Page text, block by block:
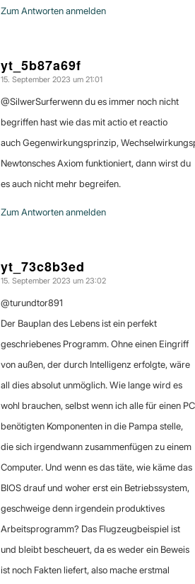
Zum Antworten anmelden
yt_5b87a69f
sagte:
15. September 2023 um 21:01
​@SilwerSurferwenn du es immer noch nicht
begriffen hast wie das mit actio et reactio
auch Gegenwirkungsprinzip,
Newtonsches Axiom funktioniert, dann wirst du
es auch nicht mehr begreifen.
Zum Antworten anmelden
yt_73c8b3ed
sagte:
15. September 2023 um 23:02
@turundtor891
Der Bauplan des Lebens ist ein perfekt
geschriebenes Programm. Ohne einen Eingriff
von außen, der durch Intelligenz erfolgte, wäre
all dies absolut unmöglich. Wie lange wird es
wohl brauchen, selbst wenn ich alle für einen PC
benötigten Komponenten in die Pampa stelle,
die sich irgendwann zusammenfügen zu einem
Computer. Und wenn es das täte, wie käme das
BIOS drauf und woher erst ein Betriebssystem,
geschweige denn irgendein produktives
Arbeitsprogramm? Das Flugzeugbeispiel ist
und bleibt bescheuert, da es weder ein Beweis
ist noch Fakten liefert, also mache erstmal